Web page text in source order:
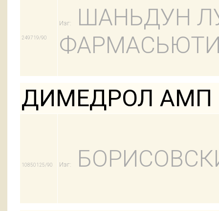
249719/90
Изг:
ШАНЬДУН
ДИМЕДРОЛ АМП
10850125/90 Изг: